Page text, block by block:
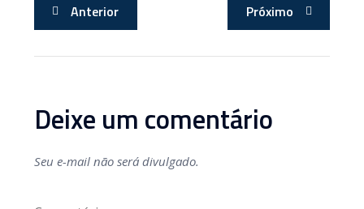
Anterior Próximo
Deixe um comentário
Seu e-mail não será divulgado.